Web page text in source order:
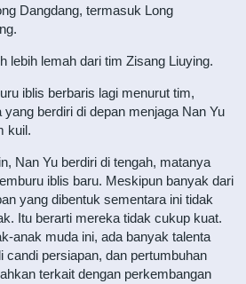
Dangdang, termasuk Long
lebih lemah dari tim Zisang Liuying.
iblis berbaris lagi menurut tim,
berdiri di depan menjaga Nan Yu
kuil.
Nan Yu berdiri di tengah, matanya
iblis baru. Meskipun banyak dari
yang dibentuk sementara ini tidak
Itu berarti mereka tidak cukup kuat.
anak muda ini, ada banyak talenta
candi persiapan, dan pertumbuhan
terkait dengan perkembangan